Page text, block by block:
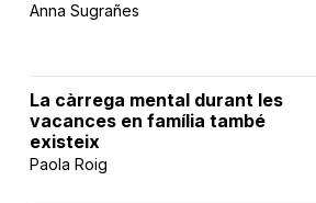
Anna Sugrañes
La càrrega mental durant les
vacances en família també
existeix
Paola Roig